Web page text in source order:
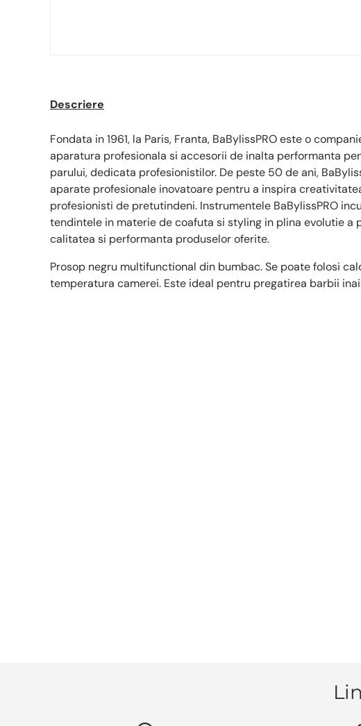
Descriere
Fondata in 1961, la Paris, Franta, BaBylissPRO este o
aparatura profesionala si accesorii de inalta performanta
parului, dedicata profesionistilor. De peste 50 de ani,
aparate profesionale inovatoare pentru a inspira
profesionisti de pretutindeni. Instrumentele BaBylissPRO
tendintele in materie de coafuta si styling in plina evolutie a
calitatea si performanta produselor oferite.
Prosop negru multifunctional din bumbac. Se poate folosi
temperatura camerei. Este ideal pentru pregatirea barbii